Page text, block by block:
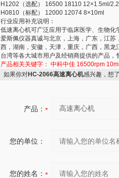
H1202（选配） 16500 18110 12×1.5ml/
H0810（标配） 12000 12074 8×10ml
行业应用补充说明：
低速离心机可广泛应用于临床医学、生物
爱斯佩仪器真诚与北京，上海，广东，江
西，湖南，安徽，天津，重庆，广西，黑
台湾等各大城市用户及经销商提供的产品，
产品相关关键字： 中科中佳 16500rpm
如果你对HC-2066高速离心机感兴趣，想
产品：
您的单位：
您的姓名：